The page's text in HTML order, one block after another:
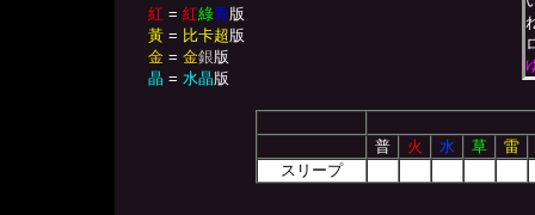
紅 = 紅綠青版
黃= 比卡超 版
金= 金銀 版
晶 = 水晶 版
普 火 水 草
雷
スリープ